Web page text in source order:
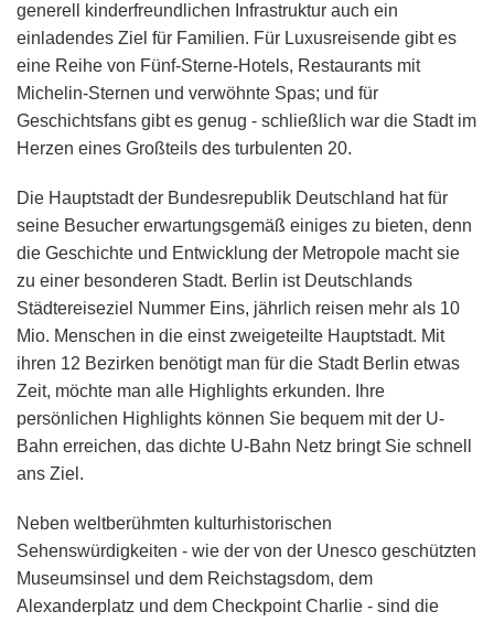
generell kinderfreundlichen Infrastruktur auch ein
einladendes Ziel für Familien. Für Luxusreisende gibt es
eine Reihe von Fünf-Sterne-Hotels, Restaurants mit
Michelin-Sternen und verwöhnte Spas; und für
Geschichtsfans gibt es genug - schließlich war die Stadt im
Herzen eines Großteils des turbulenten 20.
Die Hauptstadt der Bundesrepublik Deutschland hat für
seine Besucher erwartungsgemäß einiges zu bieten, denn
die Geschichte und Entwicklung der Metropole macht sie
zu einer besonderen Stadt. Berlin ist Deutschlands
Städtereiseziel Nummer Eins, jährlich reisen mehr als 10
Mio. Menschen in die einst zweigeteilte Hauptstadt. Mit
ihren 12 Bezirken benötigt man für die Stadt Berlin etwas
Zeit, möchte man alle Highlights erkunden. Ihre
persönlichen Highlights können Sie bequem mit der U-
Bahn erreichen, das dichte U-Bahn Netz bringt Sie schnell
ans Ziel.
Neben weltberühmten kulturhistorischen
Sehenswürdigkeiten - wie der von der Unesco geschützten
Museumsinsel und dem Reichstagsdom, dem
Alexanderplatz und dem Checkpoint Charlie - sind die